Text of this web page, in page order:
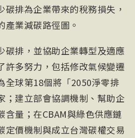
碳排為企業帶來的稅務損失，
產業減碳路徑圖。
碳排，並協助企業轉型及適應
許多努力，包括修改氣候變遷
全球第18個將「2050淨零排
；建立部會協調機制、幫助企
含量；在CBAM與綠色供應鏈
定價機制與成立台灣碳權交易